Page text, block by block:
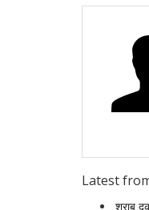
Latest from
शराब